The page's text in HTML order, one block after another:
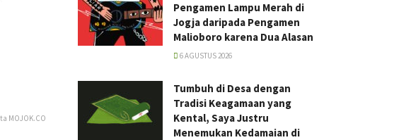
MOJOK.CO
Pengamen Lampu Merah di
Jogja daripada Pengamen
Malioboro karena Dua Alasan
6 AGUSTUS 2026
Tumbuh di Desa dengan
Tradisi Keagamaan yang
Kental, Saya Justru
Menemukan Kedamaian di